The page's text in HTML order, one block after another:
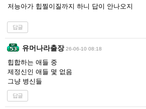
저능아가 힙찔이질까지 하니 답이 안나오지
답글
유머나라출장 26-06-10 08:18
힙합하는 애들 중
제정신인 애들 몇 없음
그냥 병신들
답글